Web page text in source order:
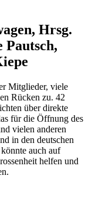
Hrsg.
Mitglieder, viele
Rücken zu. 42
über direkte
für die Öffnung des
vielen anderen
in den deutschen
auch auf
helfen und